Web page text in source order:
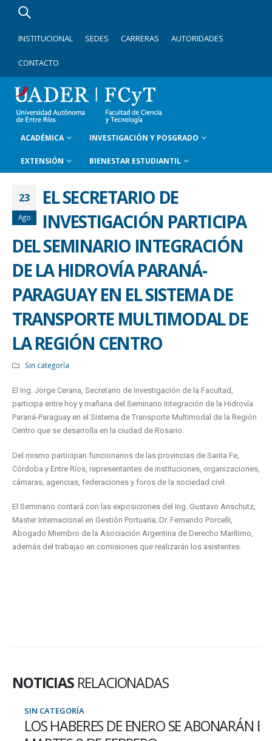
INSTITUCIONAL SEDES CARRERAS AUTORIDADES
CONTACTO
ACADÉMICA INVESTIGACIÓN Y POSGRADO
EXTENSIÓN BIENESTAR ESTUDIANTIL
23
Ago
EL SECRETARIO DE
INVESTIGACIÓN PARTICIPA
DEL SEMINARIO INTEGRACIÓN
DE LA HIDROVÍA PARANÁ-
PARAGUAY EN EL SISTEMA DE
TRANSPORTE MULTIMODAL DE
LA REGIÓN CENTRO
Sin categoría
El Ing. Jorge Cerana, Secretario de Investigación de la Facultad,
participa entre hoy y mañana del Seminario Integración de la Hidrovía
Paraná-Paraguay en el Sistema de Transporte Multimodal de la Región
Centro que se desarrolla en la ciudad de Rosario.
Del mismo participan funcionarios de las provincias de Santa Fe,
Córdoba y Entre Ríos, representantes de instituciones, organizaciones,
cámaras, agencias, federaciones y foros de la sociedad civil.
El Seminario contará con las exposiciones del Ing. Gustavo Anschutz,
Master Internacional en Gestión Portuaria; Dr. Fernando Porcelli,
Abogado Miembro de la Asociación Argentina de Derecho Marítimo,
además del trabajao en comisiones que realizarán los asistentes.
NOTICIAS RELACIONADAS
SIN CATEGORÍA
LOS HABERES DE ENERO SE ABONARÁN EL